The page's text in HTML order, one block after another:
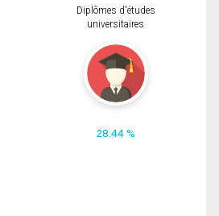
Diplômes d'études
universitaires
28.44 %